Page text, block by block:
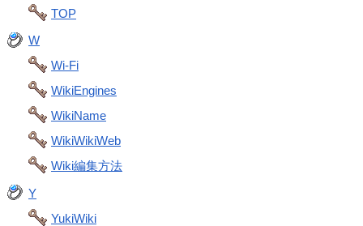
TOP
W
Wi-Fi
WikiEngines
WikiName
WikiWikiWeb
Wiki編集方法
Y
YukiWiki